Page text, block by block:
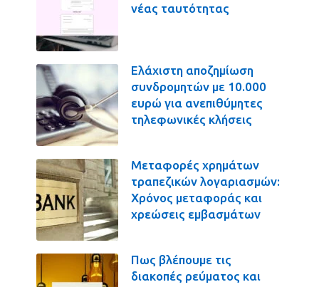
νέας ταυτότητας
Ελάχιστη αποζημίωση
συνδρομητών με 10.000
ευρώ για ανεπιθύμητες
τηλεφωνικές κλήσεις
Μεταφορές χρημάτων
τραπεζικών λογαριασμών:
Χρόνος μεταφοράς και
χρεώσεις εμβασμάτων
Πως βλέπουμε τις
διακοπές ρεύματος και